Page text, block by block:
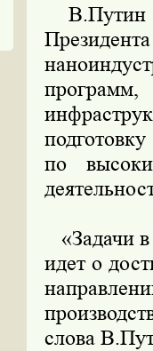
В.Путин
по
«Задачи в
идет о
слова